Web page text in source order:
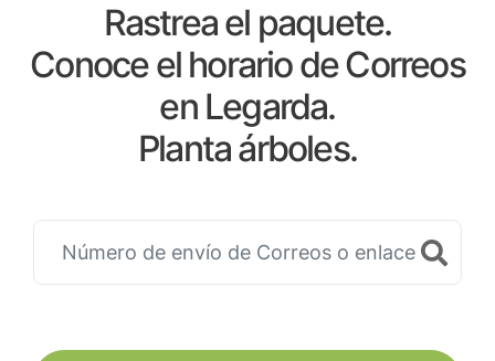
Rastrea el paquete.
Conoce el horario de Correos
en Legarda.
Planta árboles.